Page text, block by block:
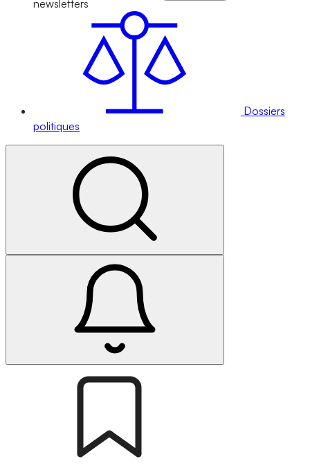
newsletters
Dossiers
politiques